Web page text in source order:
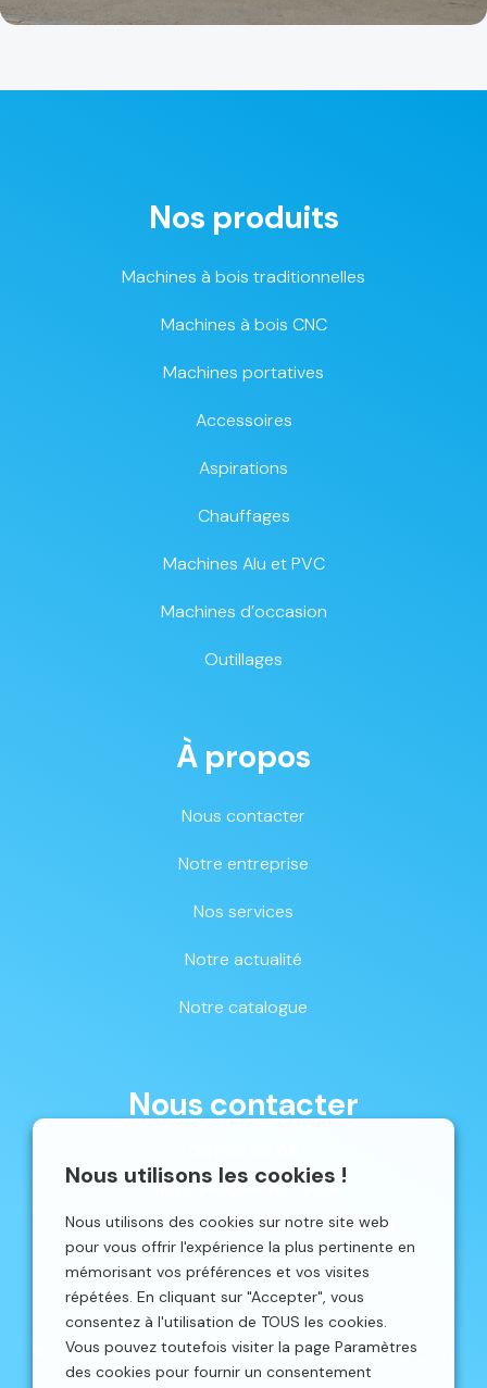
Nous utilisons les cookies !
Nous utilisons des cookies sur notre site web
pour vous offrir l'expérience la plus pertinente en
mémorisant vos préférences et vos visites
répétées. En cliquant sur "Accepter", vous
consentez à l'utilisation de TOUS les cookies.
Vous pouvez toutefois visiter la page Paramètres
des cookies pour fournir un consentement
Nos produits
Machines à bois traditionnelles
Machines à bois CNC
Machines portatives
Accessoires
Aspirations
Chauffages
Machines Alu et PVC
Machines d’occasion
Outillages
À propos
Nous contacter
Notre entreprise
Nos services
Notre actualité
Notre catalogue
Nous contacter
mschene@schene.be
Avenue du Parc 16 | 4650 CHAINEUX
©2026 Schêne. Site web réalisé parLocalisy Web Agency.